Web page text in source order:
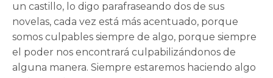
un castillo, lo digo parafraseando dos de sus
novelas, cada vez está más acentuado, porque
somos culpables siempre de algo, porque siempre
el poder nos encontrará culpabilizándonos de
alguna manera. Siempre estaremos haciendo algo